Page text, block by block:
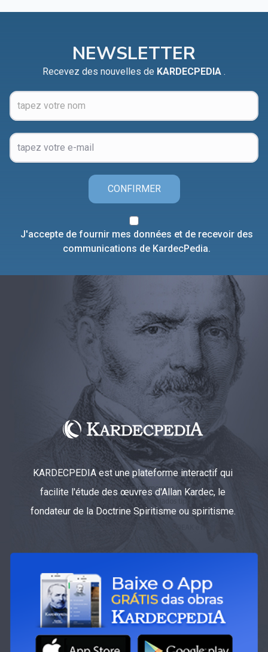
NEWSLETTER
Recevez des nouvelles de KARDECPEDIA .
CONFIRMER
J'accepte de fournir mes données et de recevoir des
communications de KardecPedia.
KARDECPEDIA est une plateforme interactif qui
facilite l'étude des œuvres d'Allan Kardec, le
fondateur de la Doctrine Spiritisme ou spiritisme.